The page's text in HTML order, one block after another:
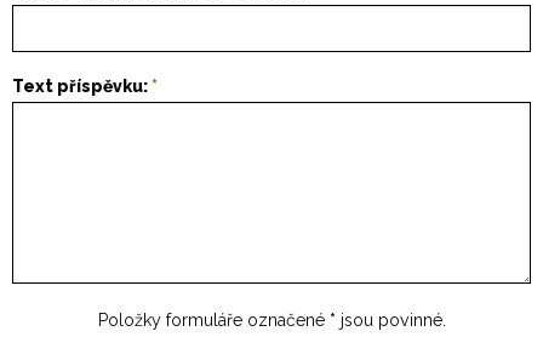
Text příspěvku:
Položky formuláře označené * jsou povinné.